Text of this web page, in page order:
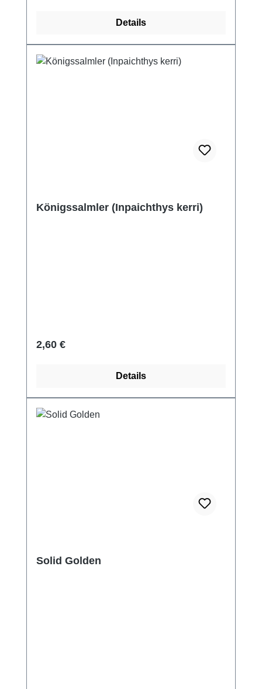
Details
Königssalmler (Inpaichthys kerri)
Regulärer Preis:
2,60 €
Details
Solid Golden